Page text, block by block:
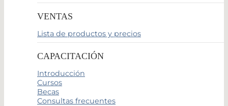
VENTAS
Lista de productos y precios
CAPACITACIÓN
Introducción
Cursos
Becas
Consultas frecuentes